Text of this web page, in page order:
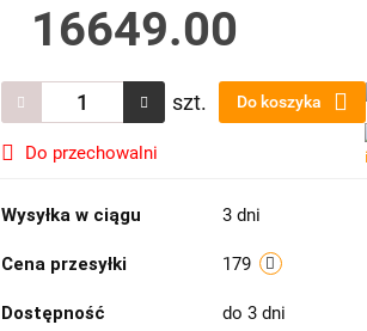
16649.00
szt. Do koszyka
Do przechowalni
Wysyłka w ciągu 3 dni
Cena przesyłki 179
Dostępność do 3 dni